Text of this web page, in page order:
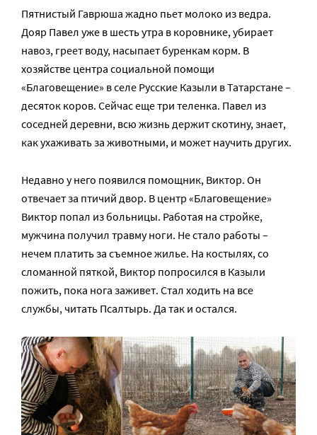
Пятнистый Гаврюша жадно пьет молоко из ведра.
Дояр Павел уже в шесть утра в коровнике, убирает
навоз, греет воду, насыпает буренкам корм. В
хозяйстве центра социальной помощи
«Благовещение» в селе Русские Казыли в Татарстане –
десяток коров. Сейчас еще три теленка. Павел из
соседней деревни, всю жизнь держит скотину, знает,
как ухаживать за животными, и может научить других.
Недавно у него появился помощник, Виктор. Он
отвечает за птичий двор. В центр «Благовещение»
Виктор попал из больницы. Работая на стройке,
мужчина получил травму ноги. Не стало работы –
нечем платить за съемное жилье. На костылях, со
сломанной пяткой, Виктор попросился в Казыли
пожить, пока нога заживет. Стал ходить на все
службы, читать Псалтырь. Да так и остался.